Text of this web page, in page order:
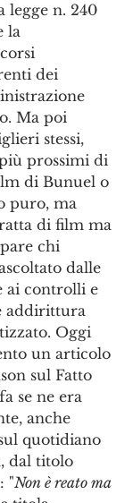
legge n. 240
la
dei
Ma poi
stessi,
prossimi di
di Bunuel o
puro, ma
di film ma
chi
dalle
ai controlli e
addirittura
Oggi
un articolo
sul Fatto
se ne era
anche
quotidiano
dal titolo
"Non è reato ma